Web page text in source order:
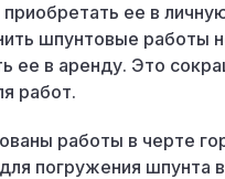
ее в
шпунтовые работы
ее в аренду. Это
работ.
работы в черте
погружения шпунта